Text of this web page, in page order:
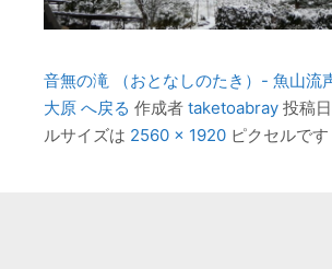
音無の滝 （おとなしのたき）- 魚山流
大原 へ戻る 作成者 taketoabray 投稿日
ルサイズは 2560 × 1920 ピクセルです